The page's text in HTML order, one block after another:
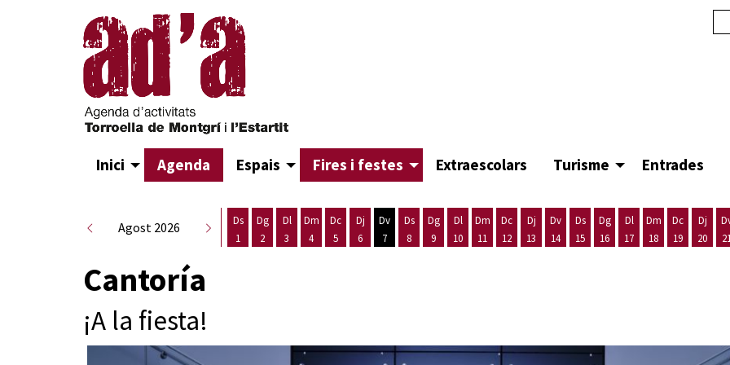
Inici Agenda Espais Fires i festes Extraescolars Turisme Entrades
Agost 2026
Ds
1
Dg
2
Dl
3
Dm
4
Dc
5
Dj
6
Dv
7
Ds
8
Dg
9
Dl
10
Dm
11
Dc
12
Dj
13
Dv
14
Ds
15
Dg
16
Dl
17
Dm
18
Dc
19
Dj
20
Cantoría
¡A la fiesta!